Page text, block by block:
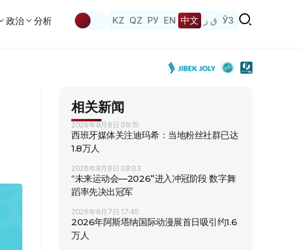
政治 分析 KZ QZ РУ EN 中文 ق ز ЎЗ
相关新闻
2026年8月8日 09:15
西班牙媒体关注迪玛希：当地粉丝社群已达
1.8万人
2026年8月8日 08:03
“未来运动会—2026”进入冲冠阶段 数字舞
蹈率先决出冠军
2026年8月7日 17:45
2026年阿斯塔纳国际动漫展首日吸引约1.6
万人